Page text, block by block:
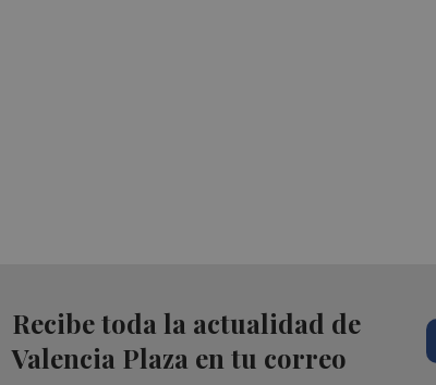
Recibe toda la actualidad de
Valencia Plaza en tu correo